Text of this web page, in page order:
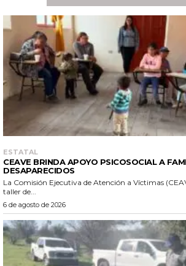
ESTATAL
CEAVE BRINDA APOYO PSICOSOCIAL A
DESAPARECIDOS
La Comisión Ejecutiva de Atención a Víctimas
taller de...
6 de agosto de 2026